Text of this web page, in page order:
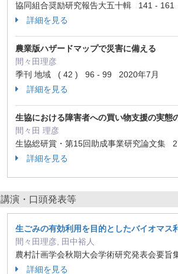
協同組合奨励研究報告大五十輯 141 -
詳細を見る
農業版ハザードマップで災害に備える
間々田理彦
季刊 地域 ( 42 ) 96 - 99 2020年7月
詳細を見る
生協における障害者への買い物支援の実
間々田 理彦
生協総研賞・第15回助成事業研究論文集
詳細を見る
講演・口頭発表等
生ごみの有効利用を目的としたバイオマス
間々田理彦, 田中裕人
農村計画学会秋期大会学術研究発表会要旨
詳細を見る